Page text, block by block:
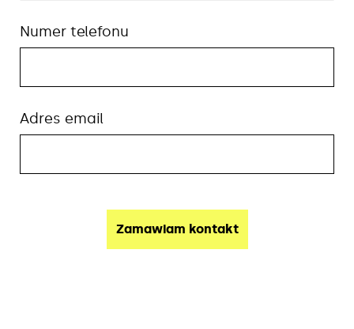
Numer telefonu
Adres email